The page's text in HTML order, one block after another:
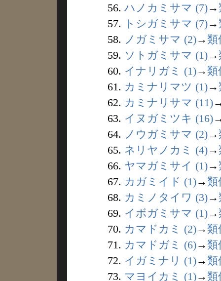
56. ハノカミサマ (7)→
57.
トシガミサマ (7)→
58. ノガミサマ (2)→ 類
59. ソトガミサマ (1)→
60. イナリガミ (1)→ 類
61. カミナリマツ (1)→
62. カミナリサマ (11)
63. イヌガミツキ (16)
64. ノウガミサマ (2)→
65. ネリヤノカミ (4)→
66. ヤマガミサイ (1)→
67. カガミイド (1)→ 類
68. カミノタイワ (3)→
69. イボガミサマ (1)→
70. カマドカミ (2)→ 類
71. カマドガミ (6)→ 類
72. イガミナリ (1)→ 類
73. マヨイカミ (1)→ 類